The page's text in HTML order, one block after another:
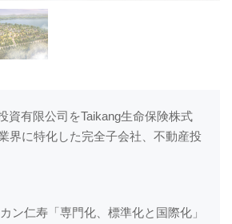
有限公司をTaikang生命保険株式
界に特化した完全子会社、不動産投
仁寿「専門化、標準化と国際化」